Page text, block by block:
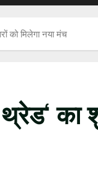
को मिलेगा नया मंच
का